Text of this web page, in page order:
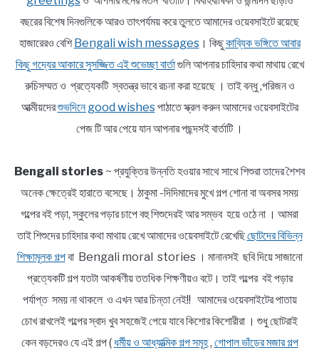
বছরের বিশেষ দিনগুলিকে আরও তাৎপর্যময় করে তুলতে আমাদের ওয়েবসাইটে রয়েছে
হাজারেরও বেশিBengali wish messages। কিছুকাব্যিক ভঙ্গিতে আবার
কিছু গদ্যের আকারে সুসজ্জিত এই শুভেচ্ছা বার্তাগুলি আপনার চাহিদার কথা মাথায় রেখে
রুচিসম্মত ও প্রত্যেকটি স্বতন্ত্র ভাবে রচনা করা হয়েছে । তাই বন্ধু ,পরিজন ও
আত্মীয়দেরশুভদিনে good wishesপাঠাতে স্ক্রল করুন আমাদের ওয়েবসাইটের
পেজ টি আর পেয়ে যান আপনার পছন্দসই বার্তাটি ।
Bengali stories ~ প্রযুক্তির উন্নতি হওয়ার সাথে সাথে শিশুরা তাদের শৈশব
অনেক ক্ষেত্রেই হারাতে বসেছে। ঠাকুমা -দিদিমাদের মুখে গল্প শোনা বা অবসর সময়
গল্পের বই পড়া, স্কুলের পড়ার চাপে বহু শিশুদেরই আর সম্ভব হয়ে ওঠে না । আমরা
তাই শিশুদের চাহিদার কথা মাথায় রেখে আমাদের ওয়েবসাইটে রেখেছিছোটদের বিভিন্ন
শিক্ষামূলক গল্পবা Bengali moral stories । মানানসই ছবি দিয়ে সাজানো
প্রত্যেকটি গল্প যতটা আকর্ষণীয় ততধিক শিক্ষণীয়ও বটে। তাই গল্পের বই পড়ার
পর্যাপ্ত সময় না থাকলে ও এখন আর চিন্তা নেই!! আমাদের ওয়েবসাইটের পাতায়
চোখ রাখলেই গল্পের স্বাদ খুব সহজেই পেয়ে যাবে কিশোর কিশোরীরা । শুধু ছোটরাই
কেন বড়দেরও যে এই গল্প ( ধর্মীয় ও আধ্যাত্মিক গল্প সমূহ, গোপাল ভাঁড়ের মজার গল্প